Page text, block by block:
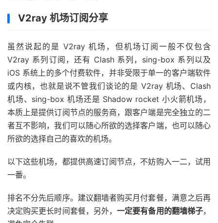
V2ray 机场订阅分享
虽然说起的是 V2ray 机场，但机场订阅一般不仅包含
V2ray 系列订阅，还有 Clash 系列，sing-box 系列以及
iOS 系统上的多个付费软件，并非受限于单一的客户端软件
或内核，也就是说不管我们谈论的是 V2ray 机场、Clash
机场、sing-box 机场还是 Shadow rocket 小火箭机场，
本质上是提供订阅节点的服务商，跟客户端是完全独立的二
者互不影响，我们可以随心所欲的选择客户端，也可以随心
所欲的选择自己的喜欢的机场。
以下这些机场，都提供高速订阅节点，不妨购入一二，试用
一番。
排名不分先后顺序。建议翻墙者购买月付套餐，满意之后再
决定购买更长时间套餐，另外，一定要有备用的翻墙梯子，